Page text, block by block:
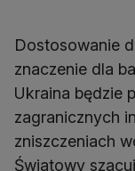
Dostosowanie
znaczenie dla
Ukraina będzie
zagranicznych
zniszczeniach
Światowy